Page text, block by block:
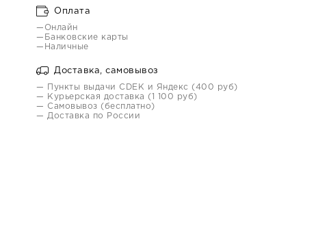
Оплата
—Онлайн
—Банковские карты
—Наличные
Доставка, самовывоз
— Пункты выдачи CDEK и Яндекс (400 руб)
— Курьерская доставка (1 100 руб)
— Самовывоз (бесплатно)
— Доставка по России